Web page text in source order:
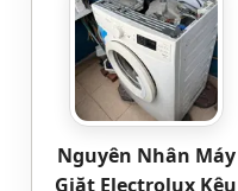
Nguyên Nhân Máy
Giặt Electrolux Kêu